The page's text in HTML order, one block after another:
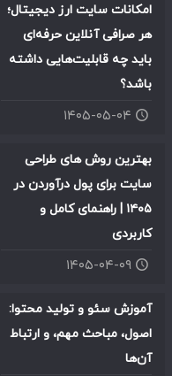
امکانات سایت ارز دیجیتال؛
هر صرافی آنلاین حرفه‌ای
باید چه قابلیت‌هایی داشته
باشد؟
۱۴۰۵-۰۵-۰۴
بهترین روش های طراحی
سایت برای پول درآوردن در
۱۴۰۵ | راهنمای کامل و
کاربردی
۱۴۰۵-۰۴-۰۹
آموزش سئو و تولید محتوا:
اصول، مباحث مهم، و ارتباط
آن‌ها